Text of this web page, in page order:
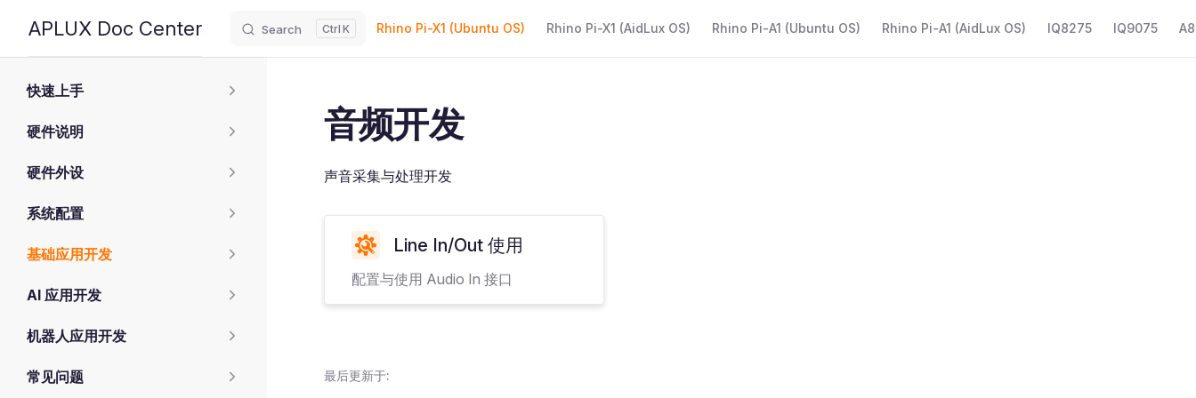
Skip to content
APLUX Doc Center Search K Rhino Pi-X1 (Ubuntu OS) Rhino Pi-X1 (AidLux OS) Rhino Pi-A1 (Ubuntu OS) Rhino Pi-A1 (AidLux OS) IQ8275 IQ9075
快速上手
硬件说明
硬件外设
系统配置
基础应用开发
AI 应用开发
机器人应用开发
常见问题
音频开发
声音采集与处理开发
Line In/Out 使用
配置与使用 Audio In 接口
最后更新于: